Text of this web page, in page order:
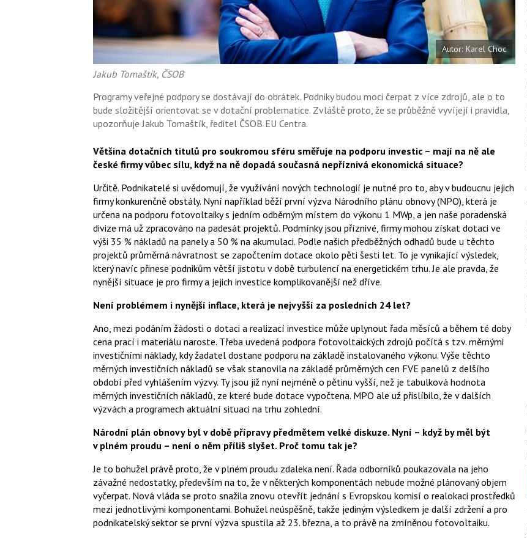
Autor: Karel Choc
Jakub Tomaštík, ČSOB
Programy veřejné podpory se dostávají do obrátek. Podniky budou moci čerpat z více zdrojů, ale o to
bude složitější orientovat se v dotační problematice. Zvláště proto, že se průběžně vyvíjejí i pravidla,
upozorňuje Jakub Tomaštík, ředitel ČSOB EU Centra.
Většina dotačních titulů pro soukromou sféru směřuje na podporu investic – mají na ně ale
české firmy vůbec sílu, když na ně dopadá současná nepříznivá ekonomická situace?
Určitě. Podnikatelé si uvědomují, že využívání nových technologií je nutné pro to, aby v budoucnu jejich
firmy konkurenčně obstály. Nyní například běží první výzva Národního plánu obnovy (NPO), která je
určena na podporu fotovoltaiky s jedním odběrným místem do výkonu 1 MWp, a jen naše poradenská
divize má už zpracováno na padesát projektů. Podmínky jsou příznivé, firmy mohou získat dotaci ve
výši 35 % nákladů na panely a 50 % na akumulaci. Podle našich předběžných odhadů bude u těchto
projektů průměrná návratnost se započtením dotace okolo pěti šesti let. To je vynikající výsledek,
který navíc přinese podnikům větší jistotu v době turbulencí na energetickém trhu. Je ale pravda, že
nynější situace je pro firmy a jejich investice komplikovanější než dříve.
Není problémem i nynější inflace, která je nejvyšší za posledních 24 let?
Ano, mezi podáním žádosti o dotaci a realizací investice může uplynout řada měsíců a během té doby
cena prací i materiálu naroste. Třeba uvedená podpora fotovoltaických zdrojů počítá s tzv. měrnými
investičními náklady, kdy žadatel dostane podporu na základě instalovaného výkonu. Výše těchto
měrných investičních nákladů se však stanovila na základě průměrných cen FVE panelů z delšího
období před vyhlášením výzvy. Ty jsou již nyní nejméně o pětinu vyšší, než je tabulková hodnota
měrných investičních nákladů, ze které bude dotace vypočtena. MPO ale už přislíbilo, že v dalších
výzvách a programech aktuální situaci na trhu zohlední.
Národní plán obnovy byl v době přípravy předmětem velké diskuze. Nyní – když by měl být
v plném proudu – není o něm příliš slyšet. Proč tomu tak je?
Je to bohužel právě proto, že v plném proudu zdaleka není. Řada odborníků poukazovala na jeho
závažné nedostatky, především na to, že v některých komponentách nebude možné plánovaný objem
vyčerpat. Nová vláda se proto snažila znovu otevřít jednání s Evropskou komisí o realokaci prostředků
mezi jednotlivými komponentami. Bohužel neúspěšně, takže jediným výsledkem je další zdržení a pro
podnikatelský sektor se první výzva spustila až 23. března, a to právě na zmíněnou fotovoltaiku.